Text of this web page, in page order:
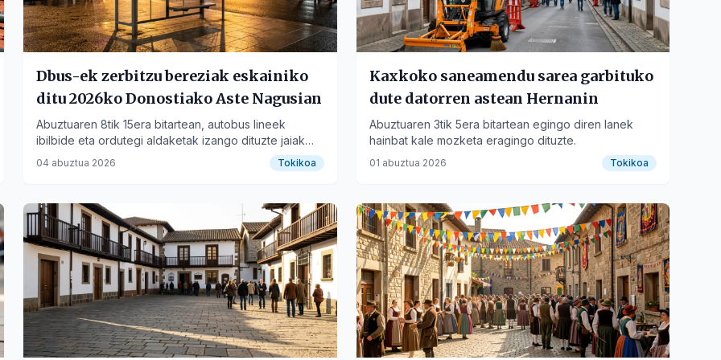
Dbus-ek zerbitzu bereziak eskainiko
ditu 2026ko Donostiako Aste Nagusian
Abuztuaren 8tik 15era bitartean, autobus lineek
ibilbide eta ordutegi aldaketak izango dituzte jaiak
direla eta.
04 abuztua 2026 Tokikoa
Kaxkoko saneamendu sarea garbituko
dute datorren astean Hernanin
Abuztuaren 3tik 5era bitartean egingo diren lanek
hainbat kale mozketa eragingo dituzte.
01 abuztua 2026 Tokikoa